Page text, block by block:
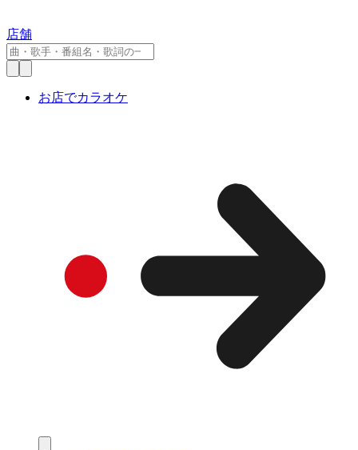
店舗
お店でカラオケ